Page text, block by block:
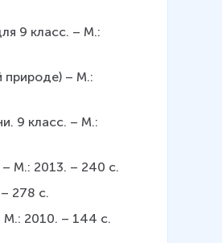
9 класс. – М.:
природе) – М.:
9 класс. – М.:
М.: 2013. – 240 с.
278 с.
М.: 2010. – 144 с.